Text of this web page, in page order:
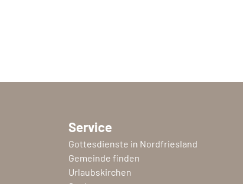
Service
Gottesdienste in Nordfriesland
Gemeinde finden
Urlaubskirchen